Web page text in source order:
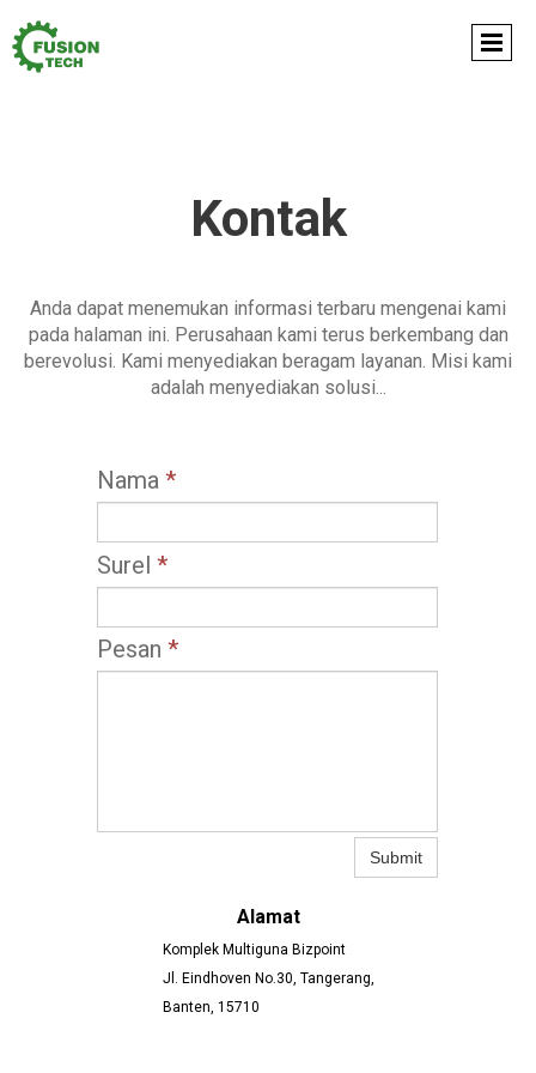
Kontak
Anda dapat menemukan informasi terbaru mengenai kami
pada halaman ini. Perusahaan kami terus berkembang dan
berevolusi. Kami menyediakan beragam layanan. Misi kami
adalah menyediakan solusi...
Nama *
Surel *
Pesan *
Submit
Alamat
Komplek Multiguna Bizpoint
Jl. Eindhoven No.30, Tangerang,
Banten, 15710